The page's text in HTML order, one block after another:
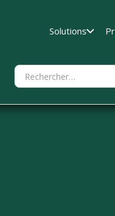
Solutions